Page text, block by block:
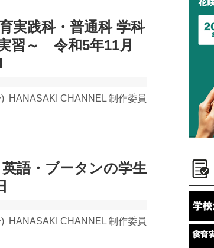
実践科・普通科 学科
習～ 令和5年11月
HANASAKI CHANNEL 制作委員
語・ブータンの学生
HANASAKI CHANNEL 制作委員